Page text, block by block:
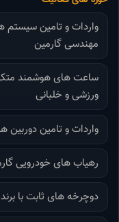
مهندسی گارمین
ورزشی و خلبانی
واردات و تامین دوربین
رهیاب های خودرویی
دوچرخه های ثابت با برند Tacx